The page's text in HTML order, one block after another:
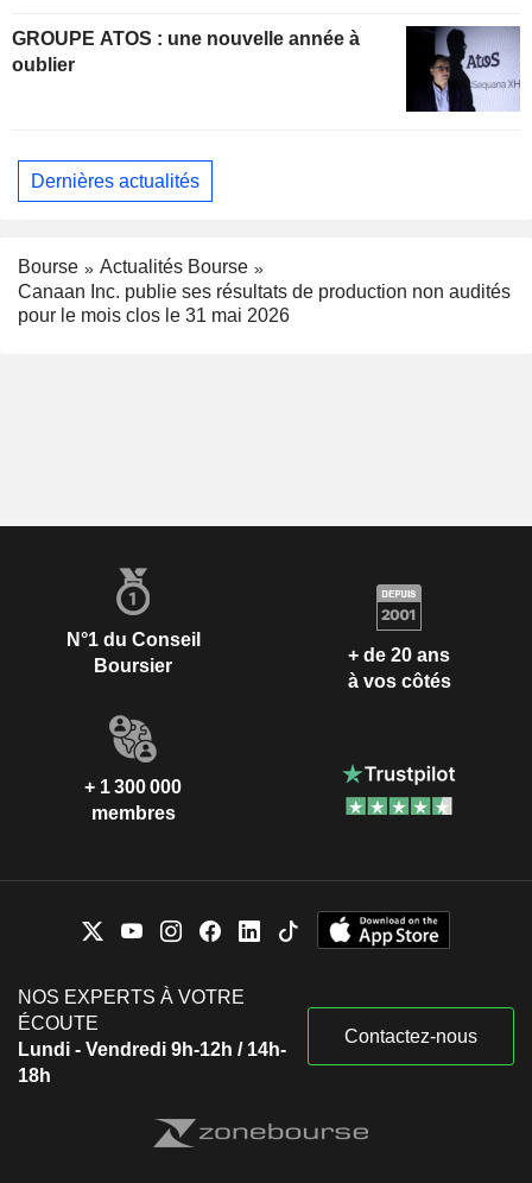
GROUPE ATOS : une nouvelle année à
oublier
Dernières actualités
Bourse
Actualités Bourse
Canaan Inc. publie ses résultats de production non audités
pour le mois clos le 31 mai 2026
N°1 du Conseil
Boursier
+ de 20 ans
à vos côtés
+ 1 300 000
membres
NOS EXPERTS À VOTRE
ÉCOUTE
Lundi - Vendredi 9h-12h / 14h-
18h
Contactez-nous